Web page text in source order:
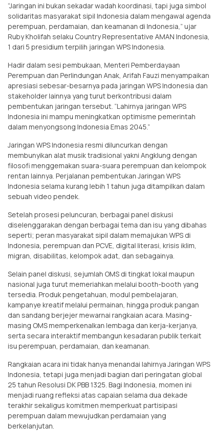
“Jaringan ini bukan sekadar wadah koordinasi, tapi juga simbol
solidaritas masyarakat sipil Indonesia dalam mengawal agenda
perempuan, perdamaian, dan keamanan di Indonesia,” ujar
Ruby Kholifah selaku Country Representative AMAN Indonesia,
1 dari 5 presidium terpilih jaringan WPS Indonesia.
Hadir dalam sesi pembukaan, Menteri Pemberdayaan
Perempuan dan Perlindungan Anak, Arifah Fauzi menyampaikan
apresiasi sebesar-besarnya pada jaringan WPS Indonesia dan
stakeholder lainnya yang turut berkontribusi dalam
pembentukan jaringan tersebut. “Lahirnya jaringan WPS
Indonesia ini mampu meningkatkan optimisme pemerintah
dalam menyongsong Indonesia Emas 2045.”
Jaringan WPS Indonesia resmi diluncurkan dengan
membunyikan alat musik tradisional yakni Angklung dengan
filosofi menggemakan suara-suara perempuan dan kelompok
rentan lainnya. Perjalanan pembentukan Jaringan WPS
Indonesia selama kurang lebih 1 tahun juga ditampilkan dalam
sebuah video pendek.
Setelah prosesi peluncuran, berbagai panel diskusi
diselenggarakan dengan berbagai tema dan isu yang dibahas
seperti; peran masyarakat sipil dalam memajukan WPS di
Indonesia, perempuan dan PCVE, digital literasi, krisis iklim,
migran, disabilitas, kelompok adat, dan sebagainya.
Selain panel diskusi, sejumlah OMS di tingkat lokal maupun
nasional juga turut memeriahkan melalui booth-booth yang
tersedia. Produk pengetahuan, modul pembelajaran,
kampanye kreatif melalui permainan, hingga produk pangan
dan sandang berjejer mewarnai rangkaian acara. Masing-
masing OMS memperkenalkan lembaga dan kerja-kerjanya,
serta secara interaktif membangun kesadaran publik terkait
isu perempuan, perdamaian, dan keamanan.
Rangkaian acara ini tidak hanya menandai lahirnya Jaringan WPS
Indonesia, tetapi juga menjadi bagian dari peringatan global
25 tahun Resolusi DK PBB 1325. Bagi Indonesia, momen ini
menjadi ruang refleksi atas capaian selama dua dekade
terakhir sekaligus komitmen memperkuat partisipasi
perempuan dalam mewujudkan perdamaian yang
berkelanjutan.